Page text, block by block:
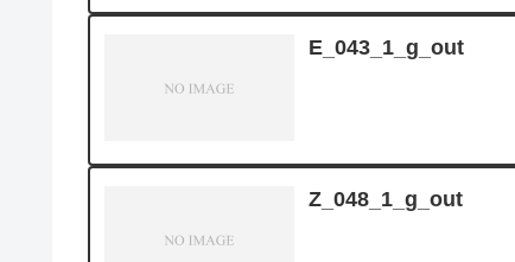
E_043_1_g_out
Z_048_1_g_out